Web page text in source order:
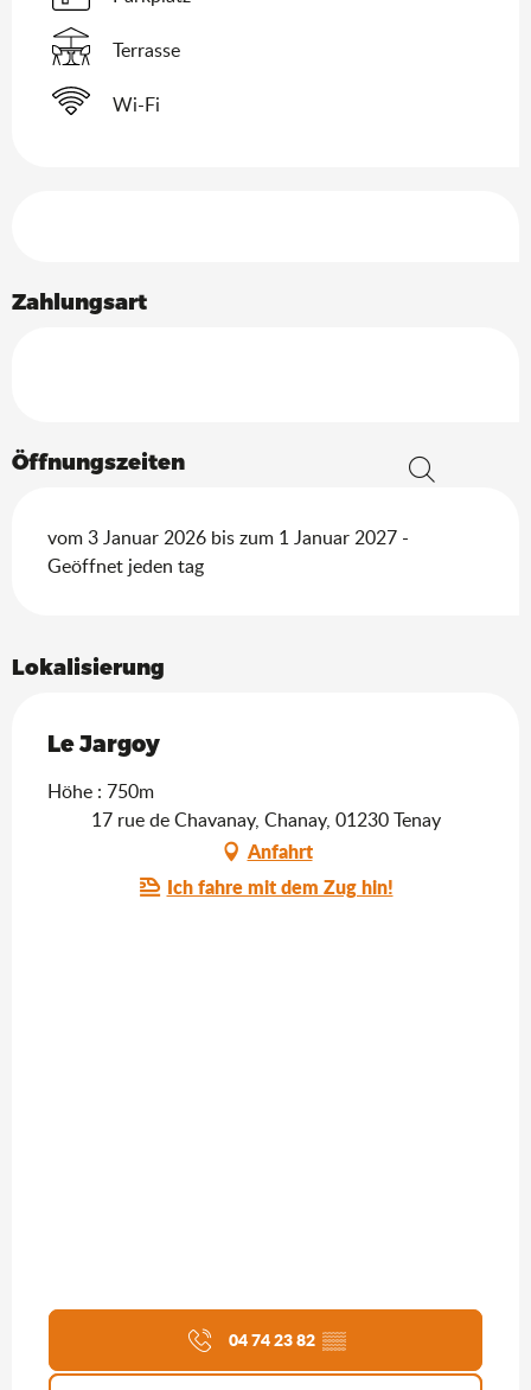
Terrasse
Wi-Fi
Zahlungsart
Öffnungszeiten
vom 3 Januar 2026 bis zum 1 Januar 2027 -
Geöffnet jeden tag
Lokalisierung
Le Jargoy
Höhe : 750m
17 rue de Chavanay, Chanay, 01230 Tenay
Anfahrt
Ich fahre mit dem Zug hin!
04 74 23 82 ▒▒